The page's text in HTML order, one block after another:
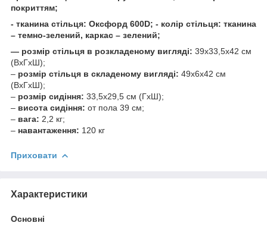
покриттям;
- тканина стільця: Оксфорд 600D; - колір стільця: тканина
– темно-зелений, каркас – зелений;
— розмір стільця в розкладеному вигляді: 39х33,5х42 см
(ВхГхШ);
– розмір стільця в складеному вигляді: 49х6х42 см
(ВхГхШ);
– розмір сидіння: 33,5х29,5 см (ГхШ);
– висота сидіння: от пола 39 см;
– вага: 2,2 кг;
– навантаження: 120 кг
Приховати
Характеристики
Основні